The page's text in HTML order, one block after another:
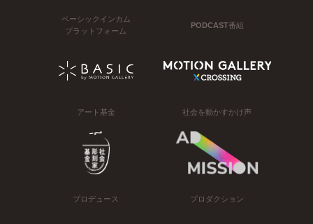
ベーシックインカム
プラットフォーム
PODCAST番組
アート基金 社会を動かすかけ声
プロデュース プロダクション